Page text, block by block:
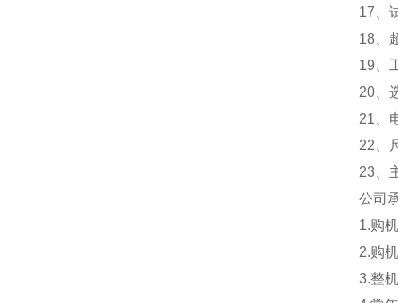
17、
18、
19、
20、
21、
22、
23、
公司
1.购
2.购
3.整